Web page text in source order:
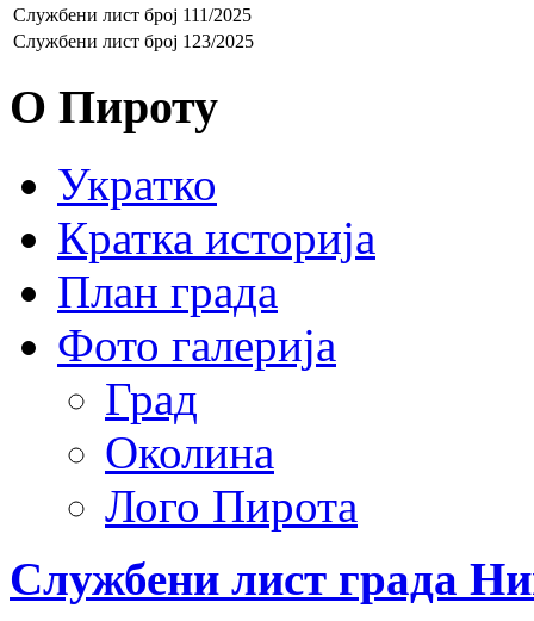
Службени лист број 111/2025
Службени лист број 123/2025
О Пироту
Укратко
Кратка историја
План града
Фото галерија
Град
Околина
Лого Пирота
Службени лист града